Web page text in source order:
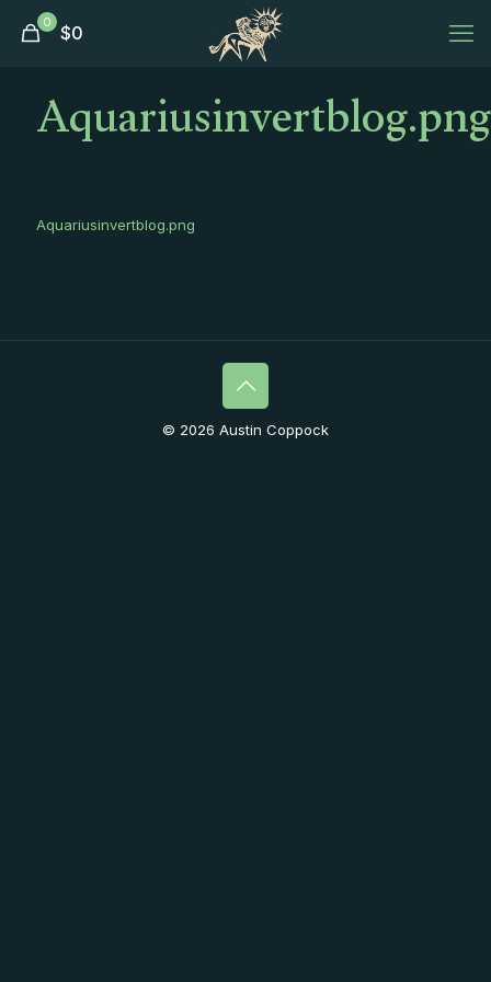
0 $0
Aquariusinvertblog.png
Aquariusinvertblog.png
© 2026 Austin Coppock